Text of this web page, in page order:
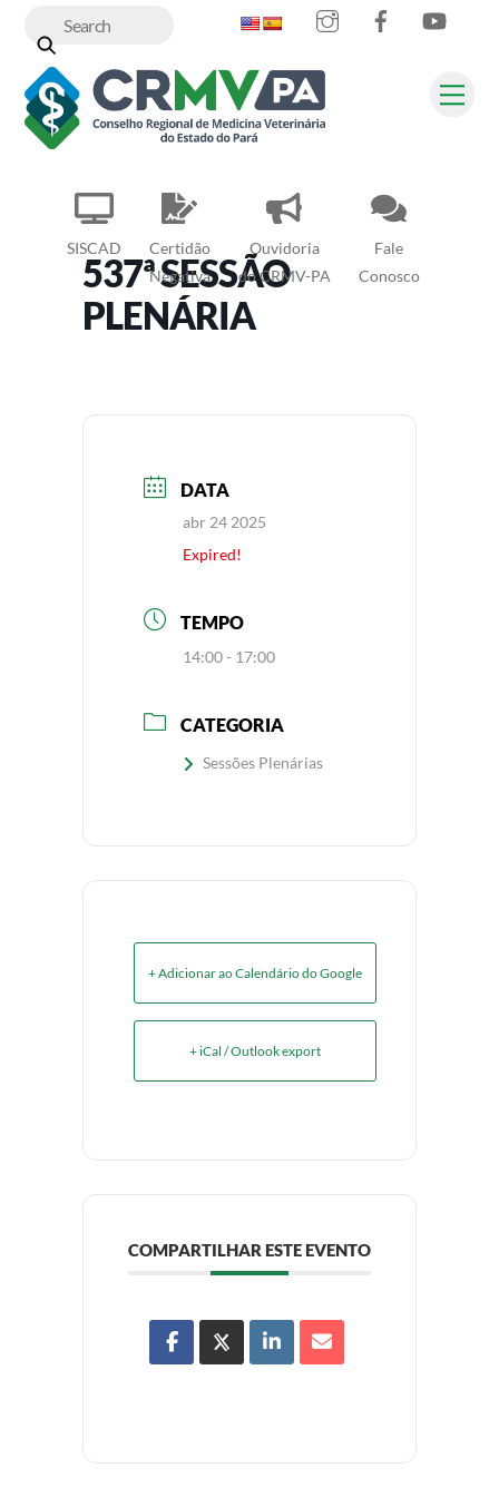
content
SISCAD
Certidão
Negativa
Ouvidoria
do CRMV-PA
Fale
Conosco
InstagramFacebook
537ª SESSÃO
PLENÁRIA
DATA
abr 24 2025
Expired!
TEMPO
14:00 - 17:00
CATEGORIA
Sessões Plenárias
+ Adicionar ao Calendário do Google
+ iCal / Outlook export
COMPARTILHAR ESTE EVENTO